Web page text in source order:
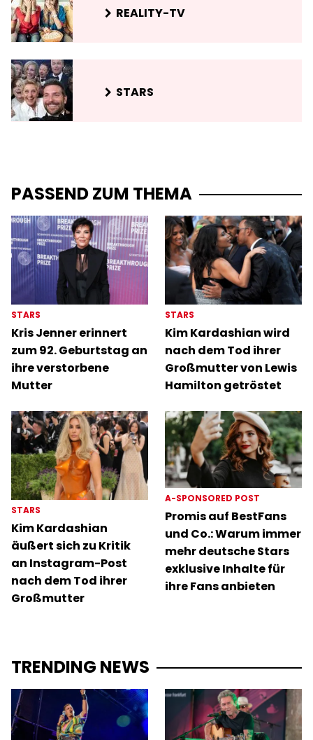
REALITY-TV
STARS
PASSEND ZUM THEMA
STARS
Kris Jenner erinnert
zum 92. Geburtstag an
ihre verstorbene
Mutter
STARS
Kim Kardashian wird
nach dem Tod ihrer
Großmutter von Lewis
Hamilton getröstet
STARS
Kim Kardashian
äußert sich zu Kritik
an Instagram-Post
nach dem Tod ihrer
Großmutter
A-SPONSORED POST
Promis auf BestFans
und Co.: Warum immer
mehr deutsche Stars
exklusive Inhalte für
ihre Fans anbieten
TRENDING NEWS